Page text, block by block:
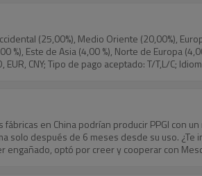
a altas temperaturas, recubrimientos
(25,00%), Medio Oriente (20,00%),
%), Este de Asia (4,00 %), Norte de Europa
frío | Bobina de acero
de herramientas pequeñas
1050/1060/3003/3004 Bobinas de aluminio